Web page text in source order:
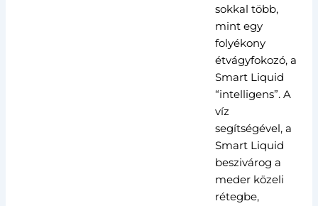
sokkal több,
mint egy
folyékony
étvágyfokozó, a
Smart Liquid
“intelligens”. A
víz
segítségével, a
Smart Liquid
beszivárog a
meder közeli
rétegbe,